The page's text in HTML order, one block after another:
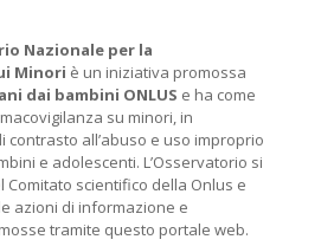
Nazionale per la
Minori è un iniziativa promossa
dai bambini ONLUS e ha come
su minori, in
contrasto all’abuso e uso improprio
e adolescenti. L’Osservatorio si
Comitato scientifico della Onlus e
azioni di informazione e
tramite questo portale web.